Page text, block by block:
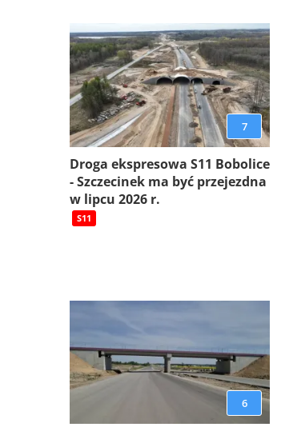
7
Droga ekspresowa S11 Bobolice
- Szczecinek ma być przejezdna
w lipcu 2026 r.
S11
6